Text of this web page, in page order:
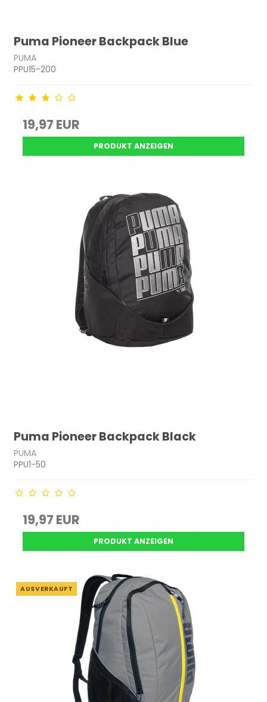
Puma Pioneer Backpack Blue
PUMA
PPU15-200
19,97 EUR
PRODUKT ANZEIGEN
Puma Pioneer Backpack Black
PUMA
PPU1-50
19,97 EUR
PRODUKT ANZEIGEN
AUSVERKAUFT